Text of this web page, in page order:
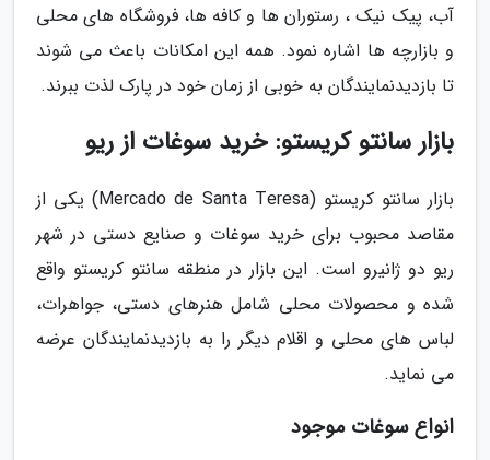
آب، پیک نیک ، رستوران ها و کافه ها، فروشگاه های محلی
و بازارچه ها اشاره نمود. همه این امکانات باعث می شوند
تا بازدیدنمایندگان به خوبی از زمان خود در پارک لذت ببرند.
بازار سانتو کریستو: خرید سوغات از ریو
بازار سانتو کریستو (Mercado de Santa Teresa) یکی از
مقاصد محبوب برای خرید سوغات و صنایع دستی در شهر
ریو دو ژانیرو است. این بازار در منطقه سانتو کریستو واقع
شده و محصولات محلی شامل هنرهای دستی، جواهرات،
لباس های محلی و اقلام دیگر را به بازدیدنمایندگان عرضه
می نماید.
انواع سوغات موجود